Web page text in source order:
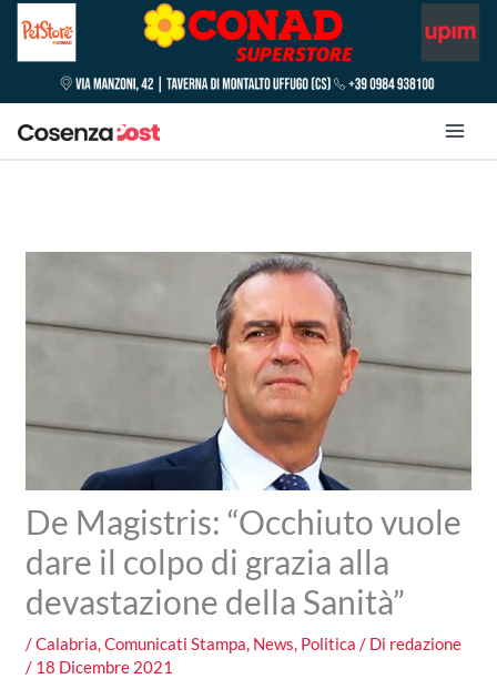
De Magistris: “Occhiuto vuole
dare il colpo di grazia alla
devastazione della Sanità”
/Calabria,Comunicati Stampa, News, Politica / Di redazione
/ 18 Dicembre 2021